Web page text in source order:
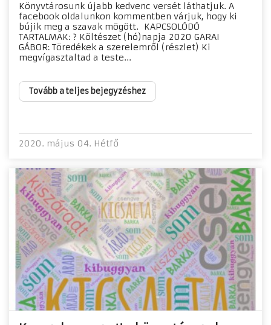
Könyvtárosunk újabb kedvenc versét láthatjuk. A
facebook oldalunkon kommentben várjuk, hogy ki
bújik meg a szavak mögött. KAPCSOLÓDÓ
TARTALMAK: ? Költészet (hó)napja 2020 GARAI
GÁBOR: Töredékek a szerelemről (részlet) Ki
megvígasztaltad a teste...
Tovább a teljes bejegyzéshez
2020. május 04. Hétfő